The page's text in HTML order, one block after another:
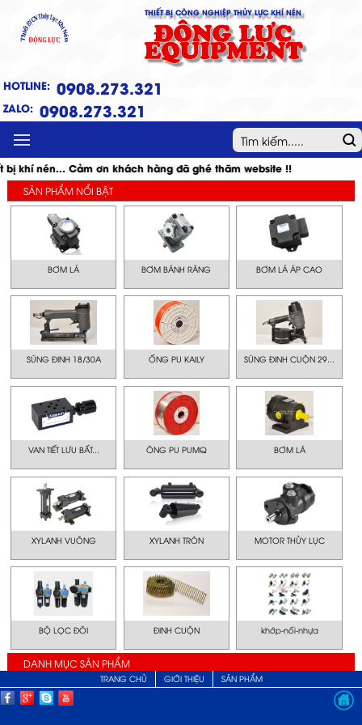
THIẾT BỊ CÔNG NGHIỆP THỦY LỰC KHÍ NÉN
ĐỘNG LỰC
EQUIPMENT
HOTLINE:0908.273.321
ZALO:0908.273.321
MENU
khí nén... Cảm ơn khách hàng đã ghé thăm website !!
SẢN PHẨM NỔI BẬT
BƠM LÁ BƠM BÁNH RĂNG BƠM LÁ ÁP CAO
SÚNG ĐINH 18/30A ỐNG PU KAILY SÚNG ĐINH CUỘN 29...
VAN TIẾT LƯU BẤT... ÔNG PU PUMQ BƠM LÁ
XYLANH VUÔNG XYLANH TRÒN MOTOR THỦY LỤC
BỘ LỌC ĐÔI ĐINH CUỘN khớp-nối-nhựa
DANH MỤC SẢN PHẨM
TRANG CHỦ GIỚI THIỆU SẢN PHẨM